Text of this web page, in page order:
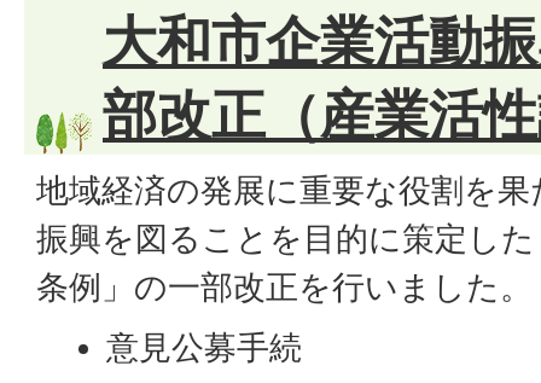
大和市企業活動
部改正（産業活
地域経済の発展に重要な役割を
振興を図ることを目的に策定し
条例」の一部改正を行いました。
意見公募手続